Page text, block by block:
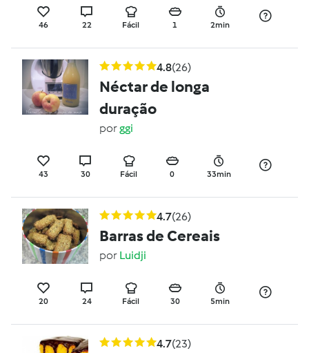
46 22 Fácil 1 2min
4.8(26)
Néctar de longa
duração
porggi
43 30 Fácil 0 33min
4.7(26)
Barras de Cereais
por Luidji
20 24 Fácil 30 5min
4.7(23)